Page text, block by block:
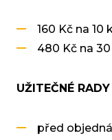
160 Kč na 10
480 Kč na
UŽITEČNÉ RADY
před